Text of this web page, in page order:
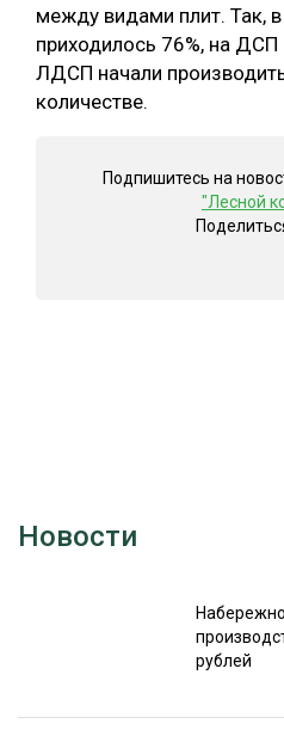
между видами плит. Так,
приходилось 76%, на
ЛДСП начали
количестве.
Подпишитесь на
"Лесной
Новости
рублей